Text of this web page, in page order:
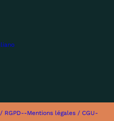
RGPD--Mentions légales / CGU-